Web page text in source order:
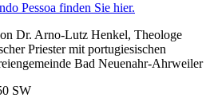
Pessoa finden Sie hier.
Dr. Arno-Lutz Henkel, Theologe
Priester mit portugiesischen
Bad Neuenahr-Ahrweiler